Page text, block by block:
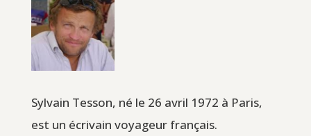
Sylvain Tesson, né le 26 avril 1972 à Paris,
est un écrivain voyageur français.